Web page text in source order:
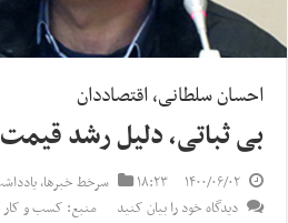
احسان سلطانی، اقتصاددان
بی ثباتی، دلیل رشد
۱۴۰۰/۰۶/۰۲ ۱۸:۲۳ سرخط خبرها,
دیدگاه خود را بیان کنید
منبع: کسب و کار